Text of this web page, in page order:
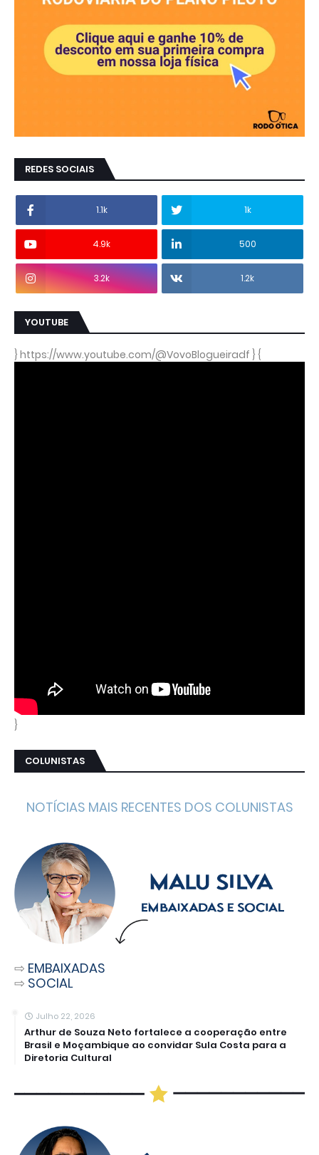
REDES SOCIAIS
1.1k 1k
4.9k 500
3.2k 1.2k
YOUTUBE
} https://www.youtube.com/@VovoBlogueiradf } {
}
COLUNISTAS
NOTÍCIAS MAIS RECENTES DOS COLUNISTAS
⇨ EMBAIXADAS
⇨ SOCIAL
Julho 22, 2026
Arthur de Souza Neto fortalece a cooperação entre
Brasil e Moçambique ao convidar Sula Costa para a
Diretoria Cultural